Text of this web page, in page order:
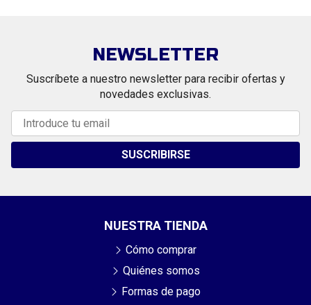
NEWSLETTER
Suscríbete a nuestro newsletter para recibir ofertas y
novedades exclusivas.
SUSCRIBIRSE
NUESTRA TIENDA
Cómo comprar
Quiénes somos
Formas de pago